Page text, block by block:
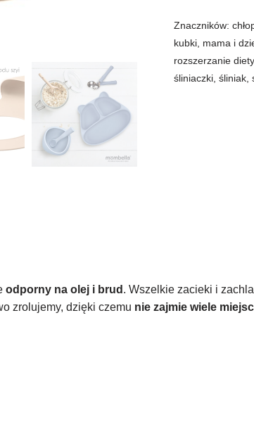
Znaczników:
kubki mama i
rozszerzanie diety
śliniaczki ,śliniak ,
odporny na olej i brud . Wszelkie zacieki i
zrolujemy, dzięki czemu nie zajmie wiele